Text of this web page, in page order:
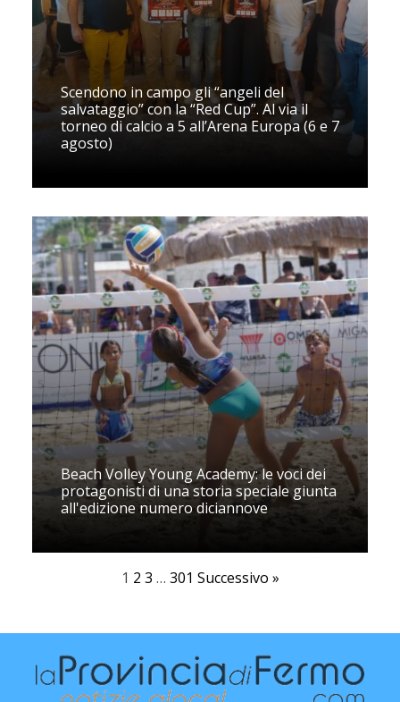
Scendono in campo gli “angeli del
salvataggio” con la “Red Cup”. Al via il
torneo di calcio a 5 all’Arena Europa (6 e 7
agosto)
Beach Volley Young Academy: le voci dei
protagonisti di una storia speciale giunta
all'edizione numero diciannove
1 2 3 … 301 Successivo »